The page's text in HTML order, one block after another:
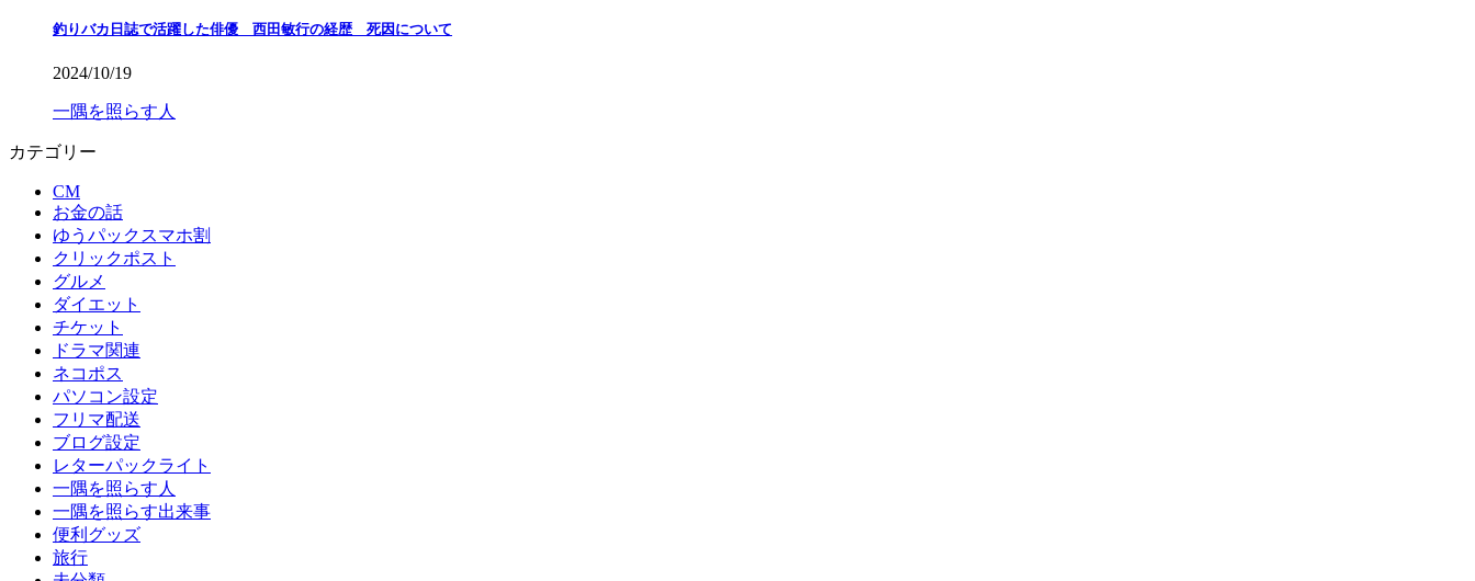
釣りバカ日誌で活躍した俳優 西田敏行の経歴 死因について
2024/10/19
一隅を照らす人
カテゴリー
CM
お金の話
ゆうパックスマホ割
クリックポスト
グルメ
ダイエット
チケット
ドラマ関連
ネコポス
パソコン設定
フリマ配送
ブログ設定
レターパックライト
一隅を照らす人
一隅を照らす出来事
便利グッズ
旅行